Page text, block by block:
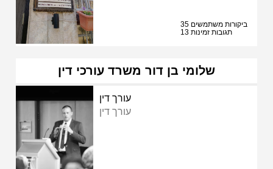
35 ביקורות משתמשים
13 תגובות זמינות
שלומי בן דור משרד עורכי דין
עורך דין
עורך דין